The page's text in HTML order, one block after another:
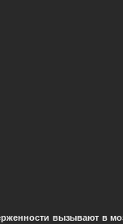
вызывают в